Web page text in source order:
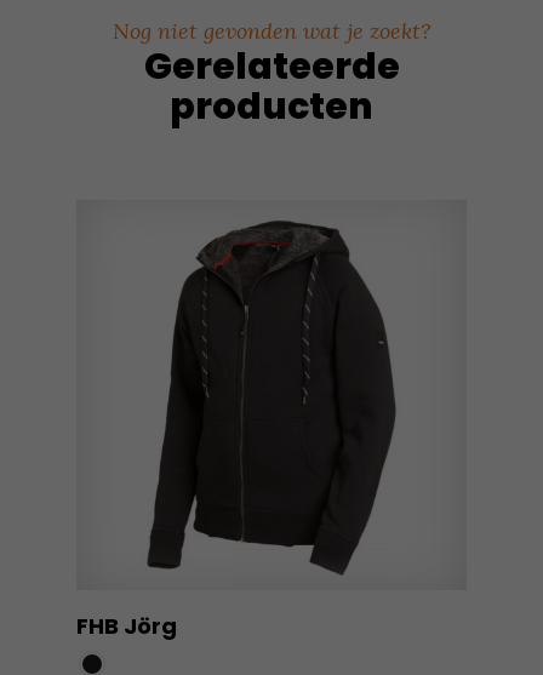
Nog niet gevonden wat je zoekt?
Gerelateerde
producten
FHB Jörg